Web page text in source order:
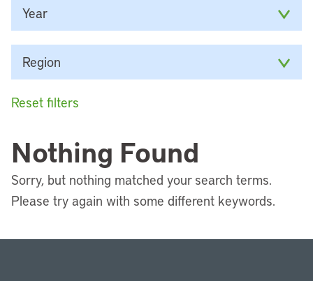
Year
Region
Reset filters
Nothing Found
Sorry, but nothing matched your search terms.
Please try again with some different keywords.